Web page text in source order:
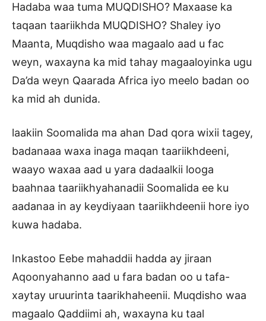
Hadaba waa tuma MUQDISHO? Maxaase ka
taqaan taariikhda MUQDISHO? Shaley iyo
Maanta, Muqdisho waa magaalo aad u fac
weyn, waxayna ka mid tahay magaaloyinka ugu
Da’da weyn Qaarada Africa iyo meelo badan oo
ka mid ah dunida.
laakiin Soomalida ma ahan Dad qora wixii tagey,
badanaaa waxa inaga maqan taariikhdeeni,
waayo waxaa aad u yara dadaalkii looga
baahnaa taariikhyahanadii Soomalida ee ku
aadanaa in ay keydiyaan taariikhdeenii hore iyo
kuwa hadaba.
Inkastoo Eebe mahaddii hadda ay jiraan
Aqoonyahanno aad u fara badan oo u tafa-
xaytay uruurinta taarikhaheenii. Muqdisho waa
magaalo Qaddiimi ah, waxayna ku taal